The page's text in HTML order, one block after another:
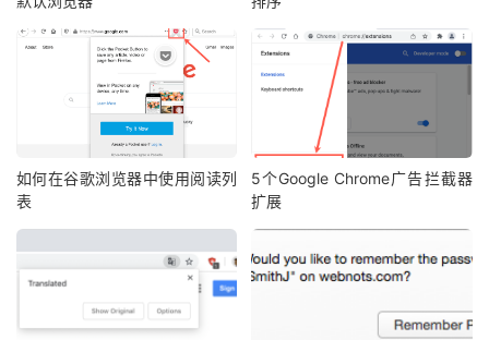
如何在谷歌浏览器中使用阅读列
表
5个Google Chrome广告拦截器
扩展